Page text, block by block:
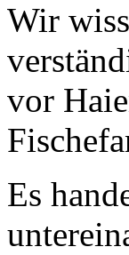
Wir
vor
Es